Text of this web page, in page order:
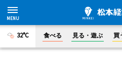
32°C 食べる 見る・遊ぶ 買